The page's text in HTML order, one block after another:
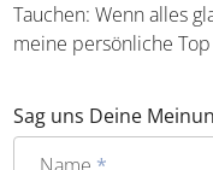
Reisen plane ich
dann teilweise bereits
Tauchen: Wenn alles
in meine persönliche